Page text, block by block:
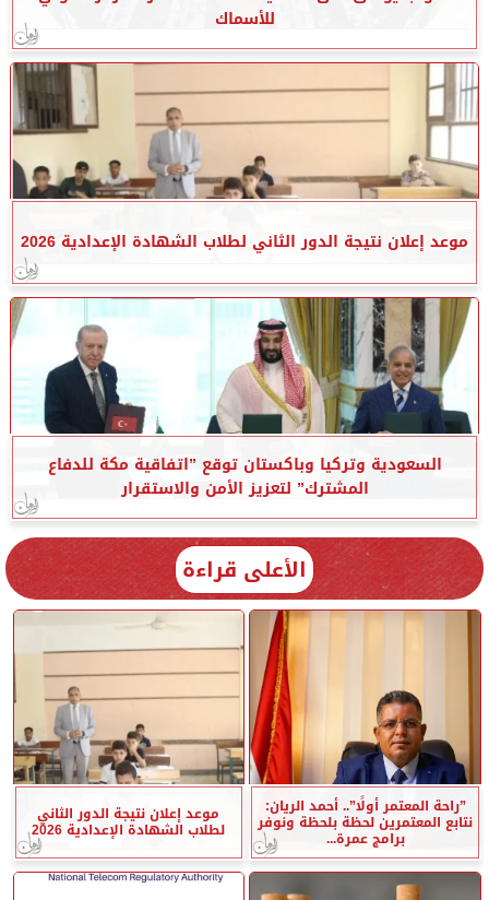
للأسماك
موعد إعلان نتيجة الدور الثاني لطلاب الشهادة الإعدادية 2026
السعودية وتركيا وباكستان توقع ”اتفاقية مكة للدفاع
المشترك” لتعزيز الأمن والاستقرار
الأعلى قراءة
”راحة المعتمر أولًا”.. أحمد الريان:
نتابع المعتمرين لحظة بلحظة ونوفر
برامج عمرة...
موعد إعلان نتيجة الدور الثاني
لطلاب الشهادة الإعدادية 2026